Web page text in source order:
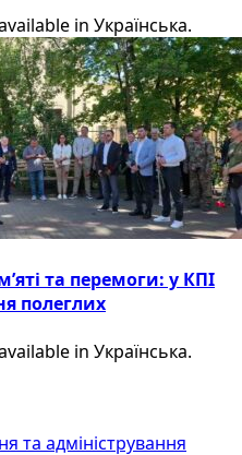
in Українська.
та перемоги: у КПІ
полеглих
in Українська.
та адміністрування